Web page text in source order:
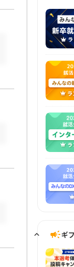
ギ